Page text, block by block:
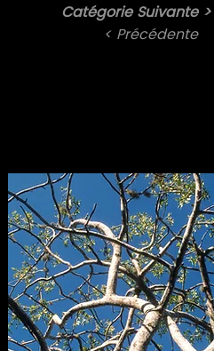
Catégorie Suivante >
< Précédente